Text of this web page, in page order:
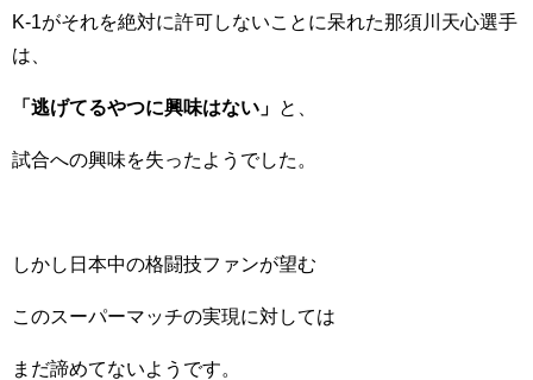
K-1がそれを絶対に許可しないことに呆れた那須川天心選手
は、
「逃げてるやつに興味はない」 と、
試合への興味を失ったようでした。
しかし日本中の格闘技ファンが望む
このスーパーマッチの実現に対しては
まだ諦めてないようです。